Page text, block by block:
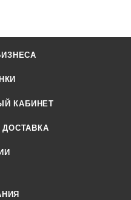
КАБИНЕТ
ДОСТАВКА